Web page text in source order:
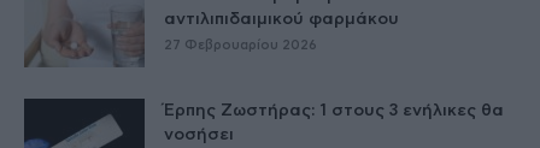
αντιλιπιδαιμικού φαρμάκου
27 Φεβρουαρίου 2026
Έρπης Ζωστήρας: 1 στους 3 ενήλικες θα
νοσήσει